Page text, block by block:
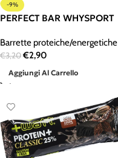
-9%
PERFECT BAR WHYSPORT
Barrette proteiche/energetiche
€3,20€2,90
Aggiungi Al Carrello